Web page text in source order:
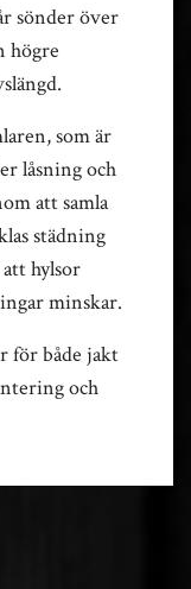
sönder över
högre
som är
låsning och
att samla
städning
hylsor
minskar.
för både jakt
och